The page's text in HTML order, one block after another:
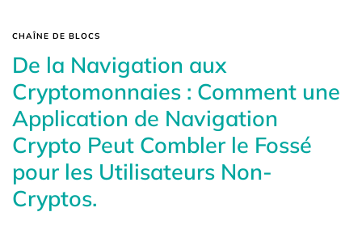
CHAÎNE DE BLOCS
De la Navigation aux
Cryptomonnaies : Comment une
Application de Navigation
Crypto Peut Combler le Fossé
pour les Utilisateurs Non-
Cryptos.